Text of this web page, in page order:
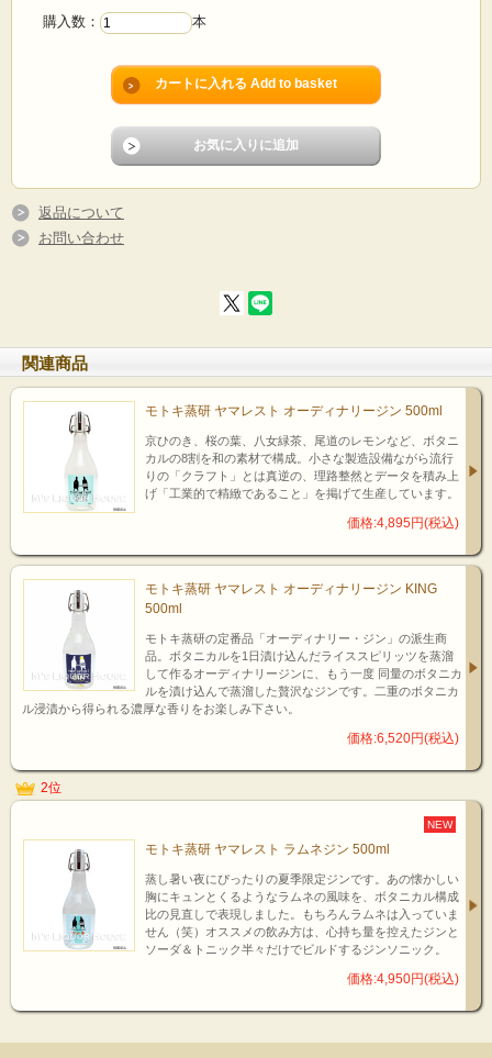
購入数： 本
返品について
お問い合わせ
関連商品
モトキ蒸研 ヤマレスト オーディナリージン 500ml
京ひのき、桜の葉、八女緑茶、尾道のレモンなど、ボタニ
カルの8割を和の素材で構成。小さな製造設備ながら流行
りの「クラフト」とは真逆の、理路整然とデータを積み上
げ「工業的で精緻であること」を掲げて生産しています。
価格:4,895円(税込)
モトキ蒸研 ヤマレスト オーディナリージン KING
500ml
モトキ蒸研の定番品「オーディナリー・ジン」の派生商
品。ボタニカルを1日漬け込んだライススピリッツを蒸溜
して作るオーディナリージンに、もう一度 同量のボタニカ
ルを漬け込んで蒸溜した贅沢なジンです。二重のボタニカ
ル浸漬から得られる濃厚な香りをお楽しみ下さい。
価格:6,520円(税込)
2位
NEW
モトキ蒸研 ヤマレスト ラムネジン 500ml
蒸し暑い夜にぴったりの夏季限定ジンです。あの懐かしい
胸にキュンとくるようなラムネの風味を、ボタニカル構成
比の見直しで表現しました。もちろんラムネは入っていま
せん（笑）オススメの飲み方は、心持ち量を控えたジンと
ソーダ＆トニック半々だけでビルドするジンソニック。
価格:4,950円(税込)